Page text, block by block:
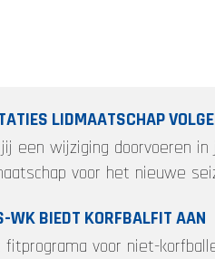
LIDMAATSCHAP
een wijziging doorvoeren in
voor het nieuwe
WK BIEDT KORFBALFIT AAN
fitprograma voor niet-